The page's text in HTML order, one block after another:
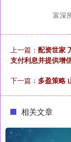
富深
上一篇： 配资世家
支付利息并提供增
下一篇： 多盈策略
相关文章